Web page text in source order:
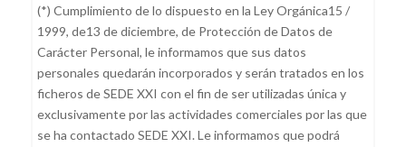
(*) Cumplimiento de lo dispuesto en la Ley Orgánica15 /
1999, de13 de diciembre, de Protección de Datos de
Carácter Personal, le informamos que sus datos
personales quedarán incorporados y serán tratados en los
ficheros de SEDE XXI con el fin de ser utilizadas única y
exclusivamente por las actividades comerciales por las que
se ha contactado SEDE XXI. Le informamos que podrá